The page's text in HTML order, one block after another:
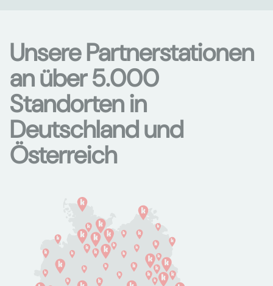
Unsere Partnerstationen
an über 5.000
Standorten in
Deutschland und
Österreich